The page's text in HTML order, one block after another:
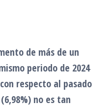
de más de un
periodo de 2024
respecto al pasado
no es tan